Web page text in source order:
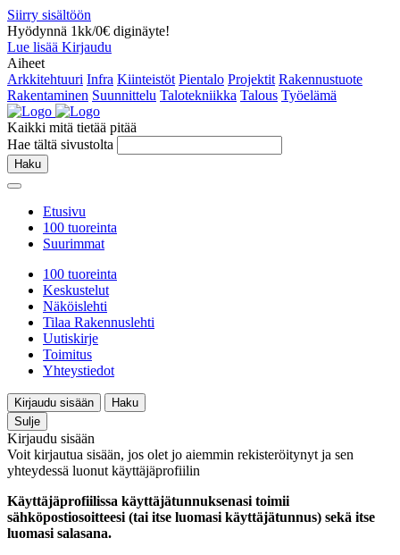
Siirry sisältöön
Hyödynnä 1kk/0€ diginäyte!
Lue lisää Kirjaudu
Aiheet
Arkkitehtuuri Infra Kiinteistöt Pientalo Projektit Rakennustuote
Rakentaminen Suunnittelu Talotekniikka Talous Työelämä
Kaikki mitä tietää pitää
Hae tältä sivustolta
Haku
Etusivu
100 tuoreinta
Suurimmat
100 tuoreinta
Keskustelut
Näköislehti
Tilaa Rakennuslehti
Uutiskirje
Toimitus
Yhteystiedot
Kirjaudu sisään
Haku
Sulje
Kirjaudu sisään
Voit kirjautua sisään, jos olet jo aiemmin rekisteröitynyt ja sen
yhteydessä luonut käyttäjäprofiilin
Käyttäjäprofiilissa käyttäjätunnuksenasi toimii
sähköpostiosoitteesi (tai itse luomasi käyttäjätunnus) sekä itse
luomasi salasana.